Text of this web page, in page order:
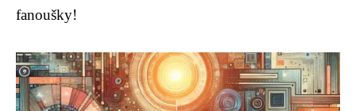
fanoušky!